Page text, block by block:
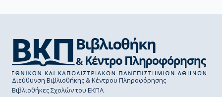
Διεύθυνση Βιβλιοθήκης & Κέντρου Πληροφόρησης
Βιβλιοθήκες Σχολών του ΕΚΠΑ